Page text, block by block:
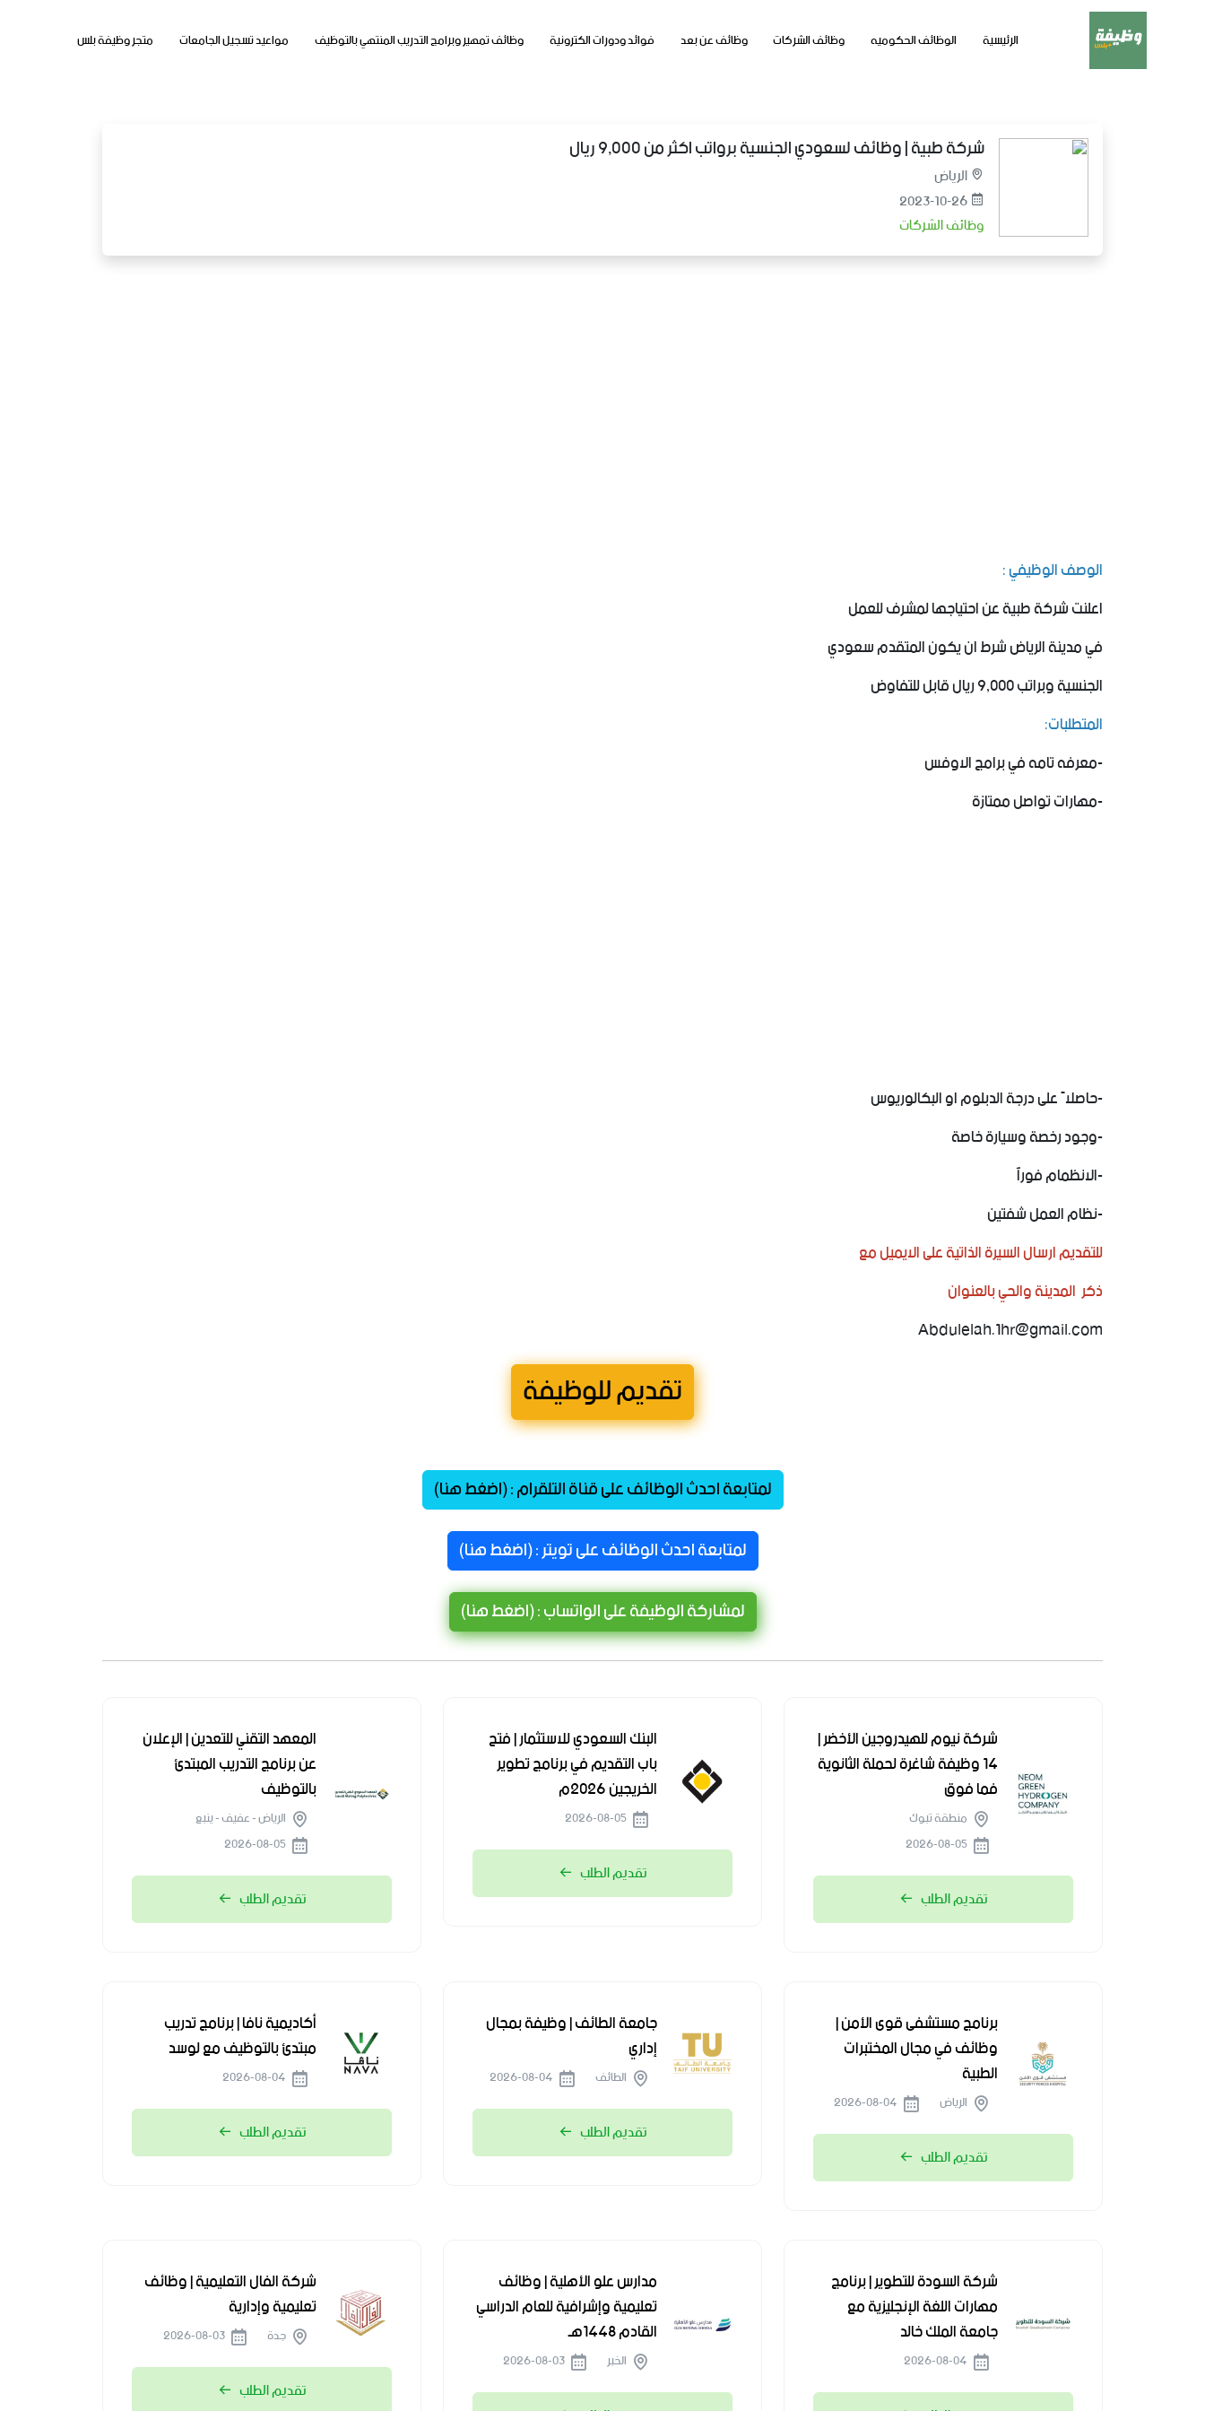
الرئيسية الوظائف الحكوميه وظائف الشركات وظائف عن بعد فوائد ودورات الكترونية وظائف تمهير وبرامج التدريب المنتهي بالتوظيف مواعيد تسجيل الجامعات متجر وظيفة بلس
شركة طبية | وظائف لسعودي الجنسية برواتب اكثر من 9,000 ريال
الرياض
2023-10-26
وظائف الشركات
الوصف الوظيفي :
اعلنت شركة طبية عن احتياجها لمشرف للعمل
في مدينة الرياض شرط ان يكون المتقدم سعودي
الجنسية وبراتب 9,000 ريال قابل للتفاوض
المتطلبات:
‏-معرفه تامه في برامج الاوفس
‏-مهارات تواصل ممتازة
‏-حاصلاً على درجة الدبلوم او البكالوريوس
‏-وجود رخصة وسيارة خاصة
‏-الانظمام فوراً
‏-نظام العمل شفتين
‏للتقديم ارسال السيرة الذاتية على الايميل مع
ذكر المدينة والحي بالعنوان
تقديم للوظيفة
لمتابعة احدث الوظائف على قناة التلقرام : (اضغط هنا)
لمتابعة احدث الوظائف على تويتر : (اضغط هنا)
لمشاركة الوظيفة على الواتساب : (اضغط هنا)
شركة نيوم للهيدروجين الأخضر |
14 وظيفة شاغرة لحملة الثانوية
فما فوق
منطقة تبوك
تقديم الطلب
البنك السعودي للاستثمار | فتح
باب التقديم في برنامج تطوير
الخريجين 2026م
تقديم الطلب
المعهد التقني للتعدين | الإعلان
عن برنامج التدريب المبتدئ
بالتوظيف
الرياض - عفيف - ينبع
تقديم الطلب
برنامج مستشفى قوى الأمن |
وظائف في مجال المختبرات
الطبية
الرياض
تقديم الطلب
جامعة الطائف | وظيفة بمجال
إداري
الطائف
تقديم الطلب
أكاديمية نافا | برنامج تدريب
مبتدئ بالتوظيف مع لوسد
تقديم الطلب
شركة السودة للتطوير | برنامج
مهارات اللغة الإنجليزية مع
جامعة الملك خالد
مدارس علو الأهلية | وظائف
تعليمية وإشرافية للعام الدراسي
القادم 1448هـ
الخبر
شركة الفال التعليمية | وظائف
تعليمية وإدارية
جدة
تقديم الطلب